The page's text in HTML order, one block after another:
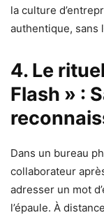
la culture
authentique, sans
4. Le
Flash » :
Dans un bureau
collaborateur
adresser un mot
l’épaule. À